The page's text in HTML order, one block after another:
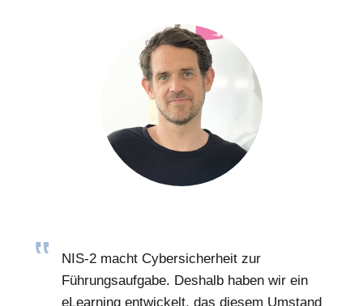
NIS-2 macht Cybersicherheit zur
Führungsaufgabe. Deshalb haben wir ein
eLearning entwickelt, das diesem Umstand